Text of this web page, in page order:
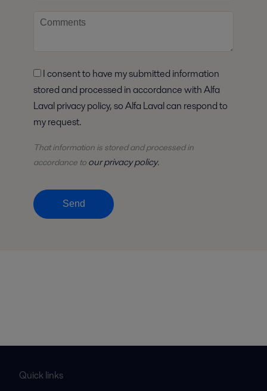
stored and processed in accordance with Alfa
Laval privacy policy, so Alfa Laval can respond to
my request.
That information is stored andprocessedin
accordance to our privacy policy.
Send
Quick links